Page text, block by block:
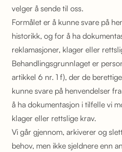
velger å sende til oss.
Formålet er å kunne svare på
historikk, og for å ha
reklamasjoner, klager eller
Behandlingsgrunnlaget er
artikkel 6 nr. 1 f), der de
kunne svare på henvendelser
å ha dokumentasjon i tilfelle vi
klager eller rettslige krav.
Vi går gjennom, arkiverer og
behov, men ikke sjeldnere enn